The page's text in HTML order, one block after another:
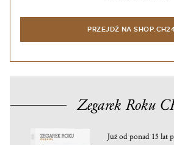
PRZEJDŹ NA
Zegarek Roku
Już od ponad 15 lat